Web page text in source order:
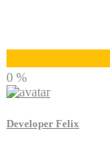
0 %
Developer Felix